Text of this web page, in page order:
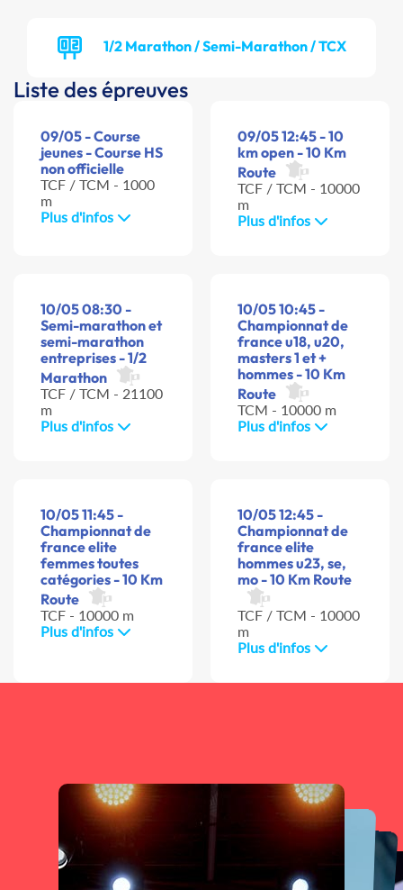
1/2 Marathon / Semi-Marathon / TCX
Liste des épreuves
09/05 - Course
jeunes - Course HS
non officielle
TCF / TCM - 1000
m
Plus d'infos
09/05 12:45 - 10
km open - 10 Km
Route
TCF / TCM - 10000
m
Plus d'infos
10/05 08:30 -
Semi-marathon et
semi-marathon
entreprises - 1/2
Marathon
TCF / TCM - 21100
m
Plus d'infos
10/05 10:45 -
Championnat de
france u18, u20,
masters 1 et +
hommes - 10 Km
Route
TCM - 10000 m
Plus d'infos
10/05 11:45 -
Championnat de
france elite
femmes toutes
catégories - 10 Km
Route
TCF - 10000 m
Plus d'infos
10/05 12:45 -
Championnat de
france elite
hommes u23, se,
mo - 10 Km Route
TCF / TCM - 10000
m
Plus d'infos